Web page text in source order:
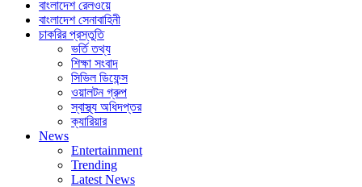
বাংলাদেশ রেলওয়ে
বাংলাদেশ সেনাবাহিনী
চাকরির প্রস্তুতি
ভর্তি তথ্য
শিক্ষা সংবাদ
সিভিল ডিফেন্স
ওয়ালটন গ্রুপ
স্বাস্থ্য অধিদপ্তর
ক্যারিয়ার
News
Entertainment
Trending
Latest News